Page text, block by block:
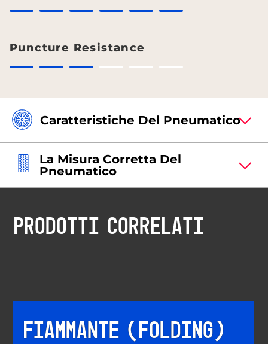
Puncture Resistance
Caratteristiche Del Pneumatico
La Misura Corretta Del
Pneumatico
PRODOTTI CORRELATI
FIAMMANTE (FOLDING)